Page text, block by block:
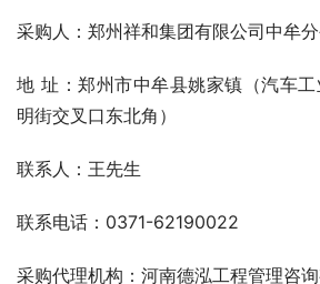
采购人：郑州祥和集团有限公司中牟
地 址：郑州市中牟县姚家镇（汽车
明街交叉口东北角）
联系人：王先生
联系电话：0371-62190022
采购代理机构：河南德泓工程管理咨